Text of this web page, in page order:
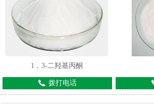
1，3-二羟基丙酮
拨打电话